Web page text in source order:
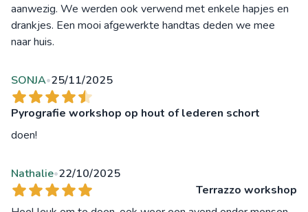
aanwezig. We werden ook verwend met enkele hapjes en
drankjes. Een mooi afgewerkte handtas deden we mee
naar huis.
SONJA•25/11/2025
Pyrografie workshop op hout of lederen schort
doen!
Nathalie•22/10/2025
Terrazzo workshop